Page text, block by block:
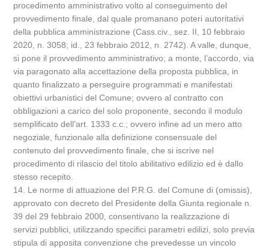
procedimento amministrativo volto al conseguimento del
provvedimento finale, dal quale promanano poteri autoritativi
della pubblica amministrazione (Cass.civ., sez. II, 10 febbraio
2020, n. 3058; id., 23 febbraio 2012, n. 2742). A valle, dunque,
si pone il provvedimento amministrativo; a monte, l’accordo, via
via paragonato alla accettazione della proposta pubblica, in
quanto finalizzato a perseguire programmati e manifestati
obiettivi urbanistici del Comune; ovvero al contratto con
obbligazioni a carico del solo proponente, secondo il modulo
semplificato dell’art. 1333 c.c.; ovvero infine ad un mero atto
negoziale, funzionale alla definizione consensuale del
contenuto del provvedimento finale, che si iscrive nel
procedimento di rilascio del titolo abilitativo edilizio ed è dallo
stesso recepito.
14. Le norme di attuazione del P.R.G. del Comune di (omissis),
approvato con decreto del Presidente della Giunta regionale n.
39 del 29 febbraio 2000, consentivano la realizzazione di
servizi pubblici, utilizzando specifici parametri edilizi, solo previa
stipula di apposita convenzione che prevedesse un vincolo